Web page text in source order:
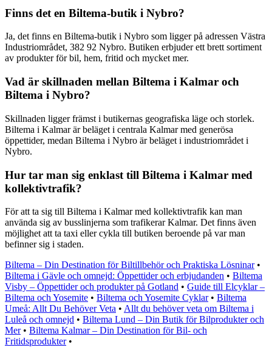
Finns det en Biltema-butik i Nybro?
Ja, det finns en Biltema-butik i Nybro som ligger på adressen Västra
Industriområdet, 382 92 Nybro. Butiken erbjuder ett brett sortiment
av produkter för bil, hem, fritid och mycket mer.
Vad är skillnaden mellan Biltema i Kalmar och
Biltema i Nybro?
Skillnaden ligger främst i butikernas geografiska läge och storlek.
Biltema i Kalmar är beläget i centrala Kalmar med generösa
öppettider, medan Biltema i Nybro är beläget i industriområdet i
Nybro.
Hur tar man sig enklast till Biltema i Kalmar med
kollektivtrafik?
För att ta sig till Biltema i Kalmar med kollektivtrafik kan man
använda sig av busslinjerna som trafikerar Kalmar. Det finns även
möjlighet att ta taxi eller cykla till butiken beroende på var man
befinner sig i staden.
Biltema – Din Destination för Biltillbehör och Praktiska Lösninar•
Biltema i Gävle och omnejd: Öppettider och erbjudanden • Biltema
Visby – Öppettider och produkter på Gotland • Guide till Elcyklar –
Biltema och Yosemite • Biltema och Yosemite Cyklar• Biltema
Umeå: Allt Du Behöver Veta • Allt du behöver veta om Biltema i
Luleå och omnejd • Biltema Lund – Din Butik för Bilprodukter och
Mer• Biltema Kalmar – Din Destination för Bil- och
Fritidsprodukter•